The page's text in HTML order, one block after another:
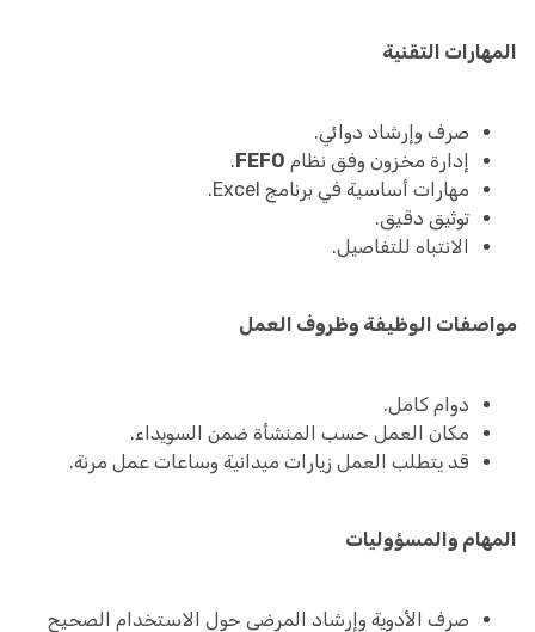
المهارات التقنية
صرف وإرشاد دوائي.
إدارة مخزون وفق نظام FEFO
.
مهارات أساسية في برنامج Excel.
توثيق دقيق.
الانتباه للتفاصيل.
مواصفات الوظيفة وظروف العمل
دوام كامل.
مكان العمل حسب المنشأة ضمن السويداء.
قد يتطلب العمل زيارات ميدانية وساعات عمل مرنة.
المهام والمسؤوليات
صرف الأدوية وإرشاد المرضى حول الاستخدام الصحيح